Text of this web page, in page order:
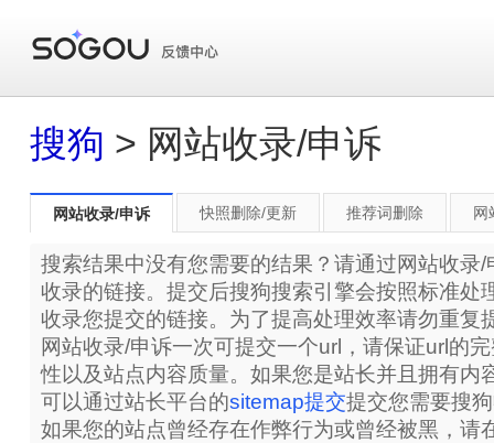
搜狗 > 网站收录/申诉
网站收录/申诉 快照删除/更新 推荐词删除 网
搜索结果中没有您需要的结果？请通过网站收录
收录的链接。提交后搜狗搜索引擎会按照标准处
收录您提交的链接。为了提高处理效率请勿重复
网站收录/申诉一次可提交一个url，请保证url的
性以及站点内容质量。如果您是站长并且拥有内
可以通过站长平台的sitemap提交提交您需要搜
如果您的站点曾经存在作弊行为或曾经被黑，请